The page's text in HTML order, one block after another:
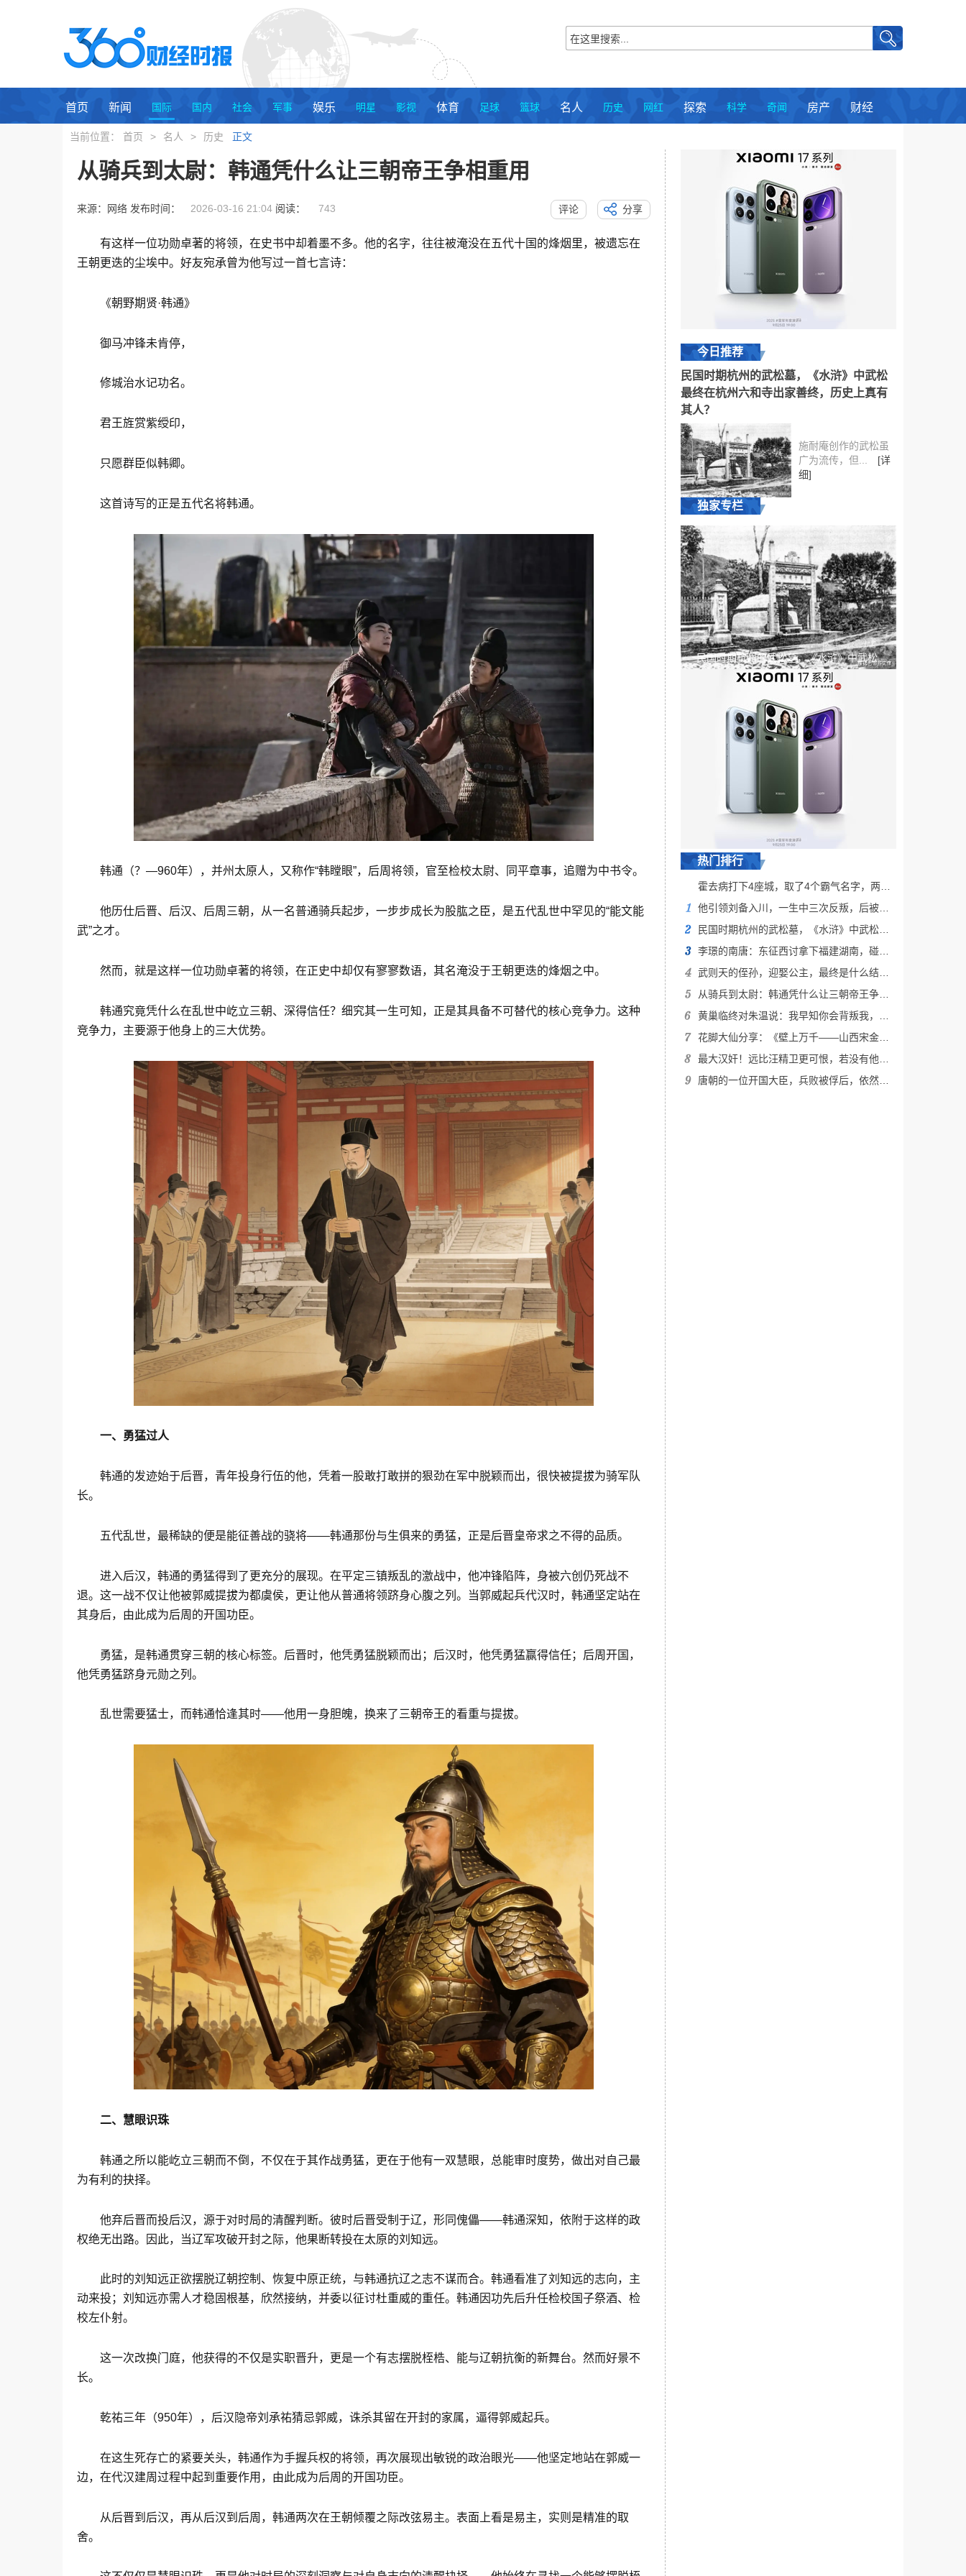
首页 新闻 国际 国内 社会 军事 娱乐 明星 影视 体育 足球 篮球 名人 历史 网红 探索 科学 奇闻 房产 财经
当前位置： 首页 > 名人 > 历史 正文
从骑兵到太尉：韩通凭什么让三朝帝王争相重用
来源：网络 发布时间： 2026-03-16 21:04 阅读： 743 评论 分享
有这样一位功勋卓著的将领，在史书中却着墨不多。他的名字，往往被淹没在五代十国的烽烟里，被遗忘在
王朝更迭的尘埃中。好友宛承曾为他写过一首七言诗：
《朝野期贤·韩通》
御马冲锋未肯停，
修城治水记功名。
君王旌赏紫绶印，
只愿群臣似韩卿。
这首诗写的正是五代名将韩通。
韩通（？—960年），并州太原人，又称作“韩瞠眼”，后周将领，官至检校太尉、同平章事，追赠为中书令。
他历仕后晋、后汉、后周三朝，从一名普通骑兵起步，一步步成长为股肱之臣，是五代乱世中罕见的“能文能
武”之才。
然而，就是这样一位功勋卓著的将领，在正史中却仅有寥寥数语，其名淹没于王朝更迭的烽烟之中。
韩通究竟凭什么在乱世中屹立三朝、深得信任？细究其一生可知，正是其具备不可替代的核心竞争力。这种
竞争力，主要源于他身上的三大优势。
一、勇猛过人
韩通的发迹始于后晋，青年投身行伍的他，凭着一股敢打敢拼的狠劲在军中脱颖而出，很快被提拔为骑军队
长。
五代乱世，最稀缺的便是能征善战的骁将——韩通那份与生俱来的勇猛，正是后晋皇帝求之不得的品质。
进入后汉，韩通的勇猛得到了更充分的展现。在平定三镇叛乱的激战中，他冲锋陷阵，身被六创仍死战不
退。这一战不仅让他被郭威提拔为都虞侯，更让他从普通将领跻身心腹之列。当郭威起兵代汉时，韩通坚定站在
其身后，由此成为后周的开国功臣。
勇猛，是韩通贯穿三朝的核心标签。后晋时，他凭勇猛脱颖而出；后汉时，他凭勇猛赢得信任；后周开国，
他凭勇猛跻身元勋之列。
乱世需要猛士，而韩通恰逢其时——他用一身胆魄，换来了三朝帝王的看重与提拔。
二、慧眼识珠
韩通之所以能屹立三朝而不倒，不仅在于其作战勇猛，更在于他有一双慧眼，总能审时度势，做出对自己最
为有利的抉择。
他弃后晋而投后汉，源于对时局的清醒判断。彼时后晋受制于辽，形同傀儡——韩通深知，依附于这样的政
权绝无出路。因此，当辽军攻破开封之际，他果断转投在太原的刘知远。
此时的刘知远正欲摆脱辽朝控制、恢复中原正统，与韩通抗辽之志不谋而合。韩通看准了刘知远的志向，主
动来投；刘知远亦需人才稳固根基，欣然接纳，并委以征讨杜重威的重任。韩通因功先后升任检校国子祭酒、检
校左仆射。
这一次改换门庭，他获得的不仅是实职晋升，更是一个有志摆脱桎梏、能与辽朝抗衡的新舞台。然而好景不
长。
乾祐三年（950年），后汉隐帝刘承祐猜忌郭威，诛杀其留在开封的家属，逼得郭威起兵。
在这生死存亡的紧要关头，韩通作为手握兵权的将领，再次展现出敏锐的政治眼光——他坚定地站在郭威一
边，在代汉建周过程中起到重要作用，由此成为后周的开国功臣。
从后晋到后汉，再从后汉到后周，韩通两次在王朝倾覆之际改弦易主。表面上看是易主，实则是精准的取
舍。
今日推荐
民国时期杭州的武松墓，《水浒》中武松
最终在杭州六和寺出家善终，历史上真有
其人？
施耐庵创作的武松虽
广为流传，但...
[详
细]
独家专栏
民国时期杭州的武松墓，《水浒》中武松
最终在杭州六和寺出家善终，历史上真有
热门排行
霍去病打下4座城，取了4个霸气名字，两千多年没改名并沿用至今
他引领刘备入川，一生中三次反叛，后被司马懿杀死
民国时期杭州的武松墓，《水浒》中武松最终在杭州六和寺出家善终，历史上真有其人？
李璟的南唐：东征西讨拿下福建湖南，碰上周世宗怎么就跪了？
武则天的侄孙，迎娶公主，最终是什么结局？
从骑兵到太尉：韩通凭什么让三朝帝王争相重用
黄巢临终对朱温说：我早知你会背叛我，朱温跪哭：那为何重用我
花脚大仙分享：《壁上万千——山西宋金壁画中的众生气象》上篇
最大汉奸！远比汪精卫更可恨，若没有他，日本连中国大门都进不了
唐朝的一位开国大臣，兵败被俘后，依然受李世民重用！